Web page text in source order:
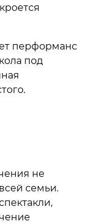
перформанс
под
не
семьи.